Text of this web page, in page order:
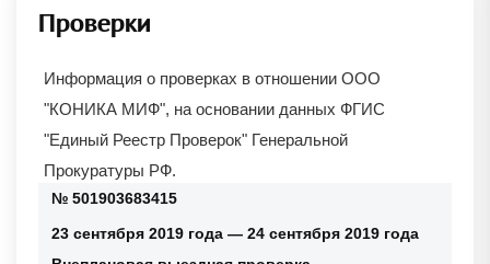
Проверки
Информация о проверках в отношении ООО
"КОНИКА МИФ", на основании данных ФГИС
"Единый Реестр Проверок" Генеральной
Прокуратуры РФ.
№ 501903683415
23 сентября 2019 года — 24 сентября 2019 года